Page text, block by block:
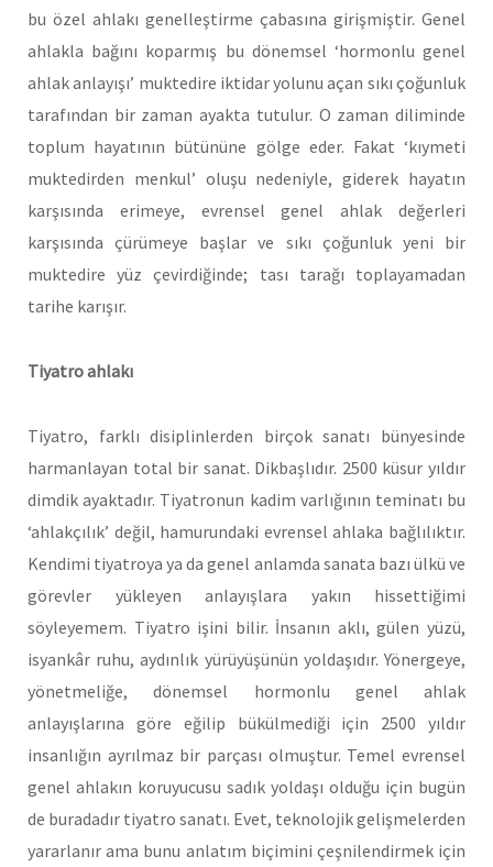
bu özel ahlakı genelleştirme çabasına girişmiştir. Genel
ahlakla bağını koparmış bu dönemsel ‘hormonlu genel
ahlak anlayışı’ muktedire iktidar yolunu açan sıkı çoğunluk
tarafından bir zaman ayakta tutulur. O zaman diliminde
toplum hayatının bütününe gölge eder. Fakat ‘kıymeti
muktedirden menkul’ oluşu nedeniyle, giderek hayatın
karşısında erimeye, evrensel genel ahlak değerleri
karşısında çürümeye başlar ve sıkı çoğunluk yeni bir
muktedire yüz çevirdiğinde; tası tarağı toplayamadan
tarihe karışır.
Tiyatro ahlakı
Tiyatro, farklı disiplinlerden birçok sanatı bünyesinde
harmanlayan total bir sanat. Dikbaşlıdır. 2500 küsur yıldır
dimdik ayaktadır. Tiyatronun kadim varlığının teminatı bu
‘ahlakçılık’ değil, hamurundaki evrensel ahlaka bağlılıktır.
Kendimi tiyatroya ya da genel anlamda sanata bazı ülkü ve
görevler yükleyen anlayışlara yakın hissettiğimi
söyleyemem. Tiyatro işini bilir. İnsanın aklı, gülen yüzü,
isyankâr ruhu, aydınlık yürüyüşünün yoldaşıdır. Yönergeye,
yönetmeliğe, dönemsel hormonlu genel ahlak
anlayışlarına göre eğilip bükülmediği için 2500 yıldır
insanlığın ayrılmaz bir parçası olmuştur. Temel evrensel
genel ahlakın koruyucusu sadık yoldaşı olduğu için bugün
de buradadır tiyatro sanatı. Evet, teknolojik gelişmelerden
yararlanır ama bunu anlatım biçimini çeşnilendirmek için